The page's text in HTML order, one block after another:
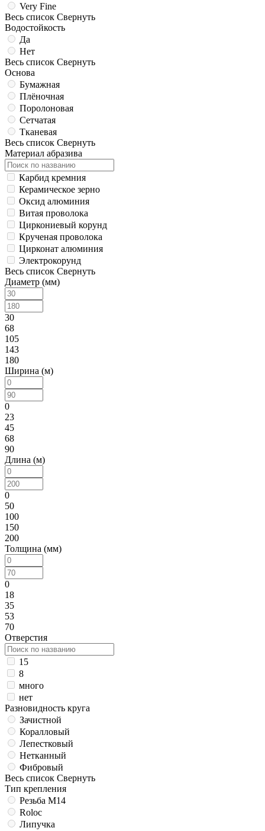
Very Fine
Весь список Свернуть
Водостойкость
Да
Нет
Весь список Свернуть
Основа
Бумажная
Плёночная
Поролоновая
Сетчатая
Тканевая
Весь список Свернуть
Материал абразива
Карбид кремния
Керамическое зерно
Оксид алюминия
Витая проволока
Циркониевый корунд
Крученая проволока
Цирконат алюминия
Электрокорунд
Весь список Свернуть
Диаметр (мм)
30
68
105
143
180
Ширина (м)
0
23
45
68
90
Длина (м)
0
50
100
150
200
Толщина (мм)
0
18
35
53
70
Отверстия
15
8
много
нет
Разновидность круга
Зачистной
Коралловый
Лепестковый
Нетканный
Фибровый
Весь список Свернуть
Тип крепления
Резьба M14
Roloc
Липучка